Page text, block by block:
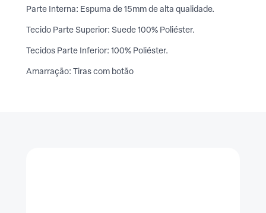
Parte Interna: Espuma de 15mm de alta qualidade.
Tecido Parte Superior: Suede 100% Poliéster.
Tecidos Parte Inferior: 100% Poliéster.
Amarração: Tiras com botão